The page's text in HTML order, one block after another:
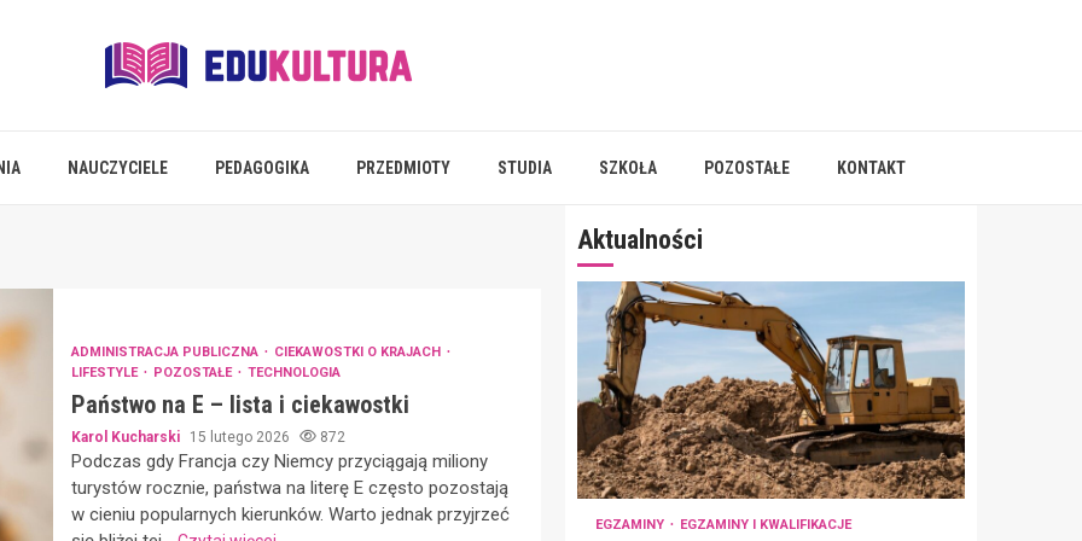
NAUCZYCIELE PEDAGOGIKA PRZEDMIOTY STUDIA SZKOŁA POZOSTAŁE KONTAKT
ADMINISTRACJA PUBLICZNA
CIEKAWOSTKI O KRAJACH
LIFESTYLE
POZOSTAŁE TECHNOLOGIA
Państwo na E – lista i ciekawostki
Karol Kucharski 15 lutego 2026 872
Podczas gdy Francja czy Niemcy przyciągają miliony
turystów rocznie, państwa na literę E często pozostają
w cieniu popularnych kierunków. Warto jednak przyjrzeć
Aktualności
EGZAMINY EGZAMINY I KWALIFIKACJE